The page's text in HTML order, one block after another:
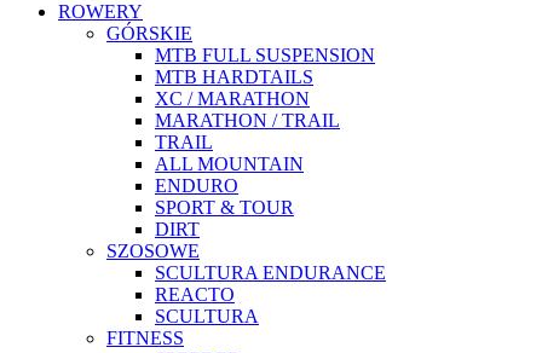
ROWERY
GÓRSKIE
MTB FULL SUSPENSION
MTB HARDTAILS
XC / MARATHON
MARATHON / TRAIL
TRAIL
ALL MOUNTAIN
ENDURO
SPORT & TOUR
DIRT
SZOSOWE
SCULTURA ENDURANCE
REACTO
SCULTURA
FITNESS